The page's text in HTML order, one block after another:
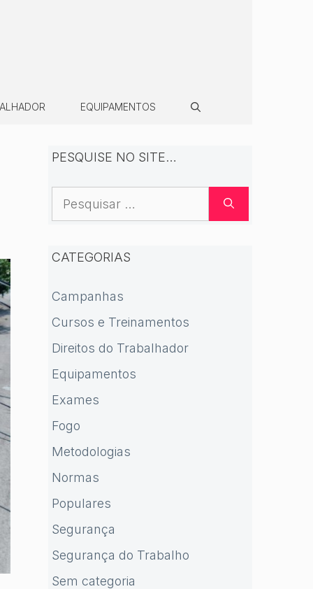
EQUIPAMENTOS
PESQUISE NO SITE…
CATEGORIAS
Campanhas
Cursos e Treinamentos
Direitos do Trabalhador
Equipamentos
Exames
Fogo
Metodologias
Normas
Populares
Segurança
Segurança do Trabalho
Sem categoria